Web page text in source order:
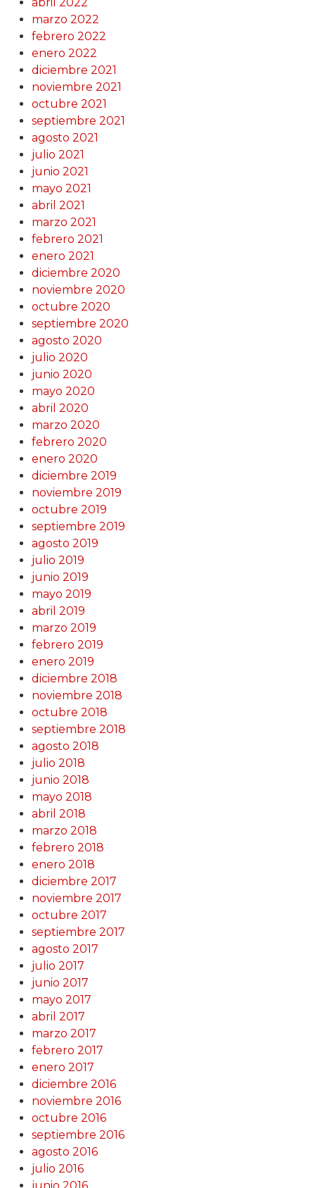
abril 2022
marzo 2022
febrero 2022
enero 2022
diciembre 2021
noviembre 2021
octubre 2021
septiembre 2021
agosto 2021
julio 2021
junio 2021
mayo 2021
abril 2021
marzo 2021
febrero 2021
enero 2021
diciembre 2020
noviembre 2020
octubre 2020
septiembre 2020
agosto 2020
julio 2020
junio 2020
mayo 2020
abril 2020
marzo 2020
febrero 2020
enero 2020
diciembre 2019
noviembre 2019
octubre 2019
septiembre 2019
agosto 2019
julio 2019
junio 2019
mayo 2019
abril 2019
marzo 2019
febrero 2019
enero 2019
diciembre 2018
noviembre 2018
octubre 2018
septiembre 2018
agosto 2018
julio 2018
junio 2018
mayo 2018
abril 2018
marzo 2018
febrero 2018
enero 2018
diciembre 2017
noviembre 2017
octubre 2017
septiembre 2017
agosto 2017
julio 2017
junio 2017
mayo 2017
abril 2017
marzo 2017
febrero 2017
enero 2017
diciembre 2016
noviembre 2016
octubre 2016
septiembre 2016
agosto 2016
julio 2016